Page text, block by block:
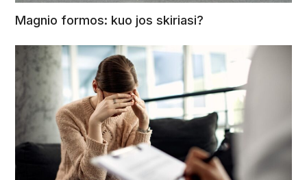
Magnio formos: kuo jos skiriasi?